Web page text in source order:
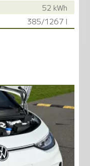
52 kWh
385/1267 l